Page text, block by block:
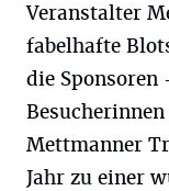
Veranstalter
fabelhafte
die
Mettmanner
Jahr zu einer